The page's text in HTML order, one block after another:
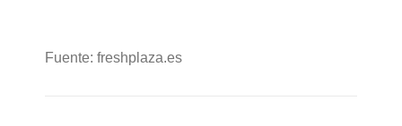
Fuente: freshplaza.es